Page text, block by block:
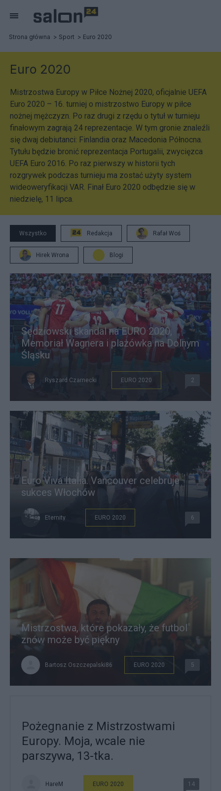
Strona główna Sport Euro 2020
Euro 2020
Mistrzostwa Europy w Piłce Nożnej 2020, oficjalnie UEFA
Euro 2020 – 16. turniej o mistrzostwo Europy w piłce
nożnej mężczyzn. Po raz drugi z rzędu o tytuł w turnieju
finałowym zagrają 24 reprezentacje. W tym gronie znaleźli
się dwaj debiutanci: Finlandia oraz Macedonia Północna.
Tytułu będzie bronić reprezentacja Portugalii, zwycięzca
UEFA Euro 2016. Po raz pierwszy w historii tych
rozgrywek podczas turnieju ma zostać użyty system
wideoweryfikacji VAR. Finał Euro 2020 odbędzie się w
niedzielę, 11 lipca.
Wszystko Redakcja Rafał Woś
Hirek Wrona Blogi
Sędziowski skandal na EURO 2020,
Memoriał Wagnera i plażówka na Dolnym
Śląsku
Ryszard Czarnecki EURO 2020 2
Euro Viva Italia. Vancouver celebruje
sukces Włochów
Eternity EURO 2020 6
Mistrzostwa, które pokazały, że futbol
znów może być piękny
Bartosz Oszczepalski86 EURO 2020 5
Pożegnanie z Mistrzostwami
Europy. Moja, wcale nie
parszywa, 13-tka.
HareM EURO 2020 14